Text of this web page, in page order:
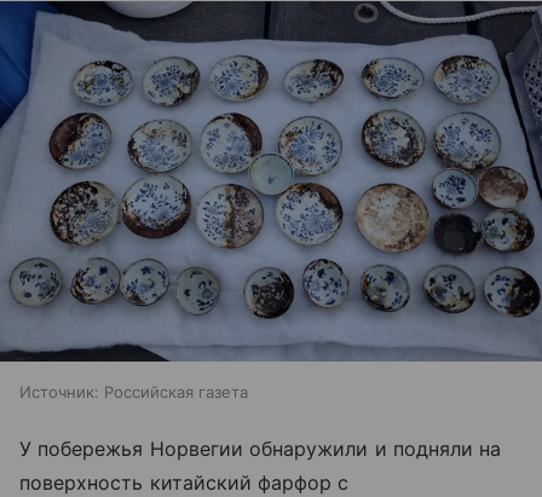
Источник: Российская газета
У побережья Норвегии обнаружили и подняли на
поверхность китайский фарфор с